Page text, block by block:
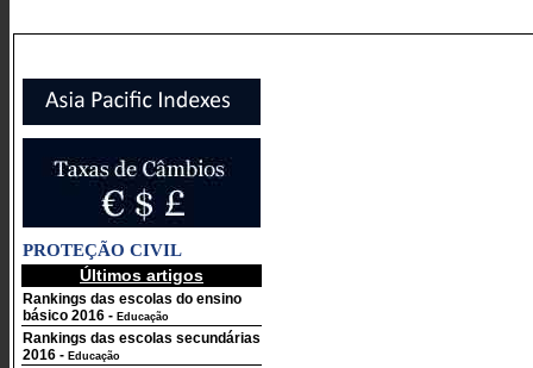
PROTEÇÃO CIVIL
Últimos artigos
Rankings das escolas do ensino
básico 2016 - Educação
Rankings das escolas secundárias
2016 - Educação